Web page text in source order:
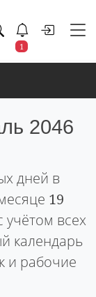
1
2046
дней в
19
учётом всех
календарь
и рабочие